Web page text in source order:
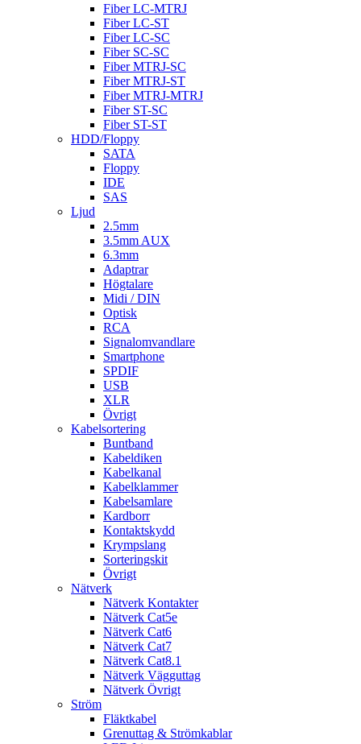
Fiber LC-MTRJ
Fiber LC-ST
Fiber LC-SC
Fiber SC-SC
Fiber MTRJ-SC
Fiber MTRJ-ST
Fiber MTRJ-MTRJ
Fiber ST-SC
Fiber ST-ST
HDD/Floppy
SATA
Floppy
IDE
SAS
Ljud
2.5mm
3.5mm AUX
6.3mm
Adaptrar
Högtalare
Midi / DIN
Optisk
RCA
Signalomvandlare
Smartphone
SPDIF
USB
XLR
Övrigt
Kabelsortering
Buntband
Kabeldiken
Kabelkanal
Kabelklammer
Kabelsamlare
Kardborr
Kontaktskydd
Krympslang
Sorteringskit
Övrigt
Nätverk
Nätverk Kontakter
Nätverk Cat5e
Nätverk Cat6
Nätverk Cat7
Nätverk Cat8.1
Nätverk Vägguttag
Nätverk Övrigt
Ström
Fläktkabel
Grenuttag & Strömkablar